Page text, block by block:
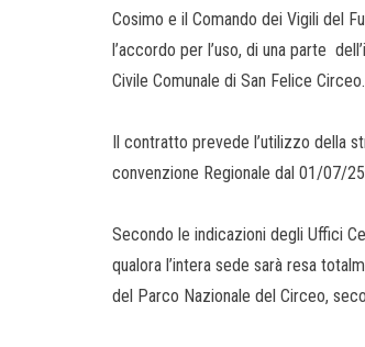
Cosimo e il Comando dei Vigili del
l’accordo per l’uso, di una parte
Civile Comunale di San Felice Circeo.
Il contratto prevede l’utilizzo della
convenzione Regionale dal 01/07/
Secondo le indicazioni degli Uffici
qualora l’intera sede sarà resa
del Parco Nazionale del Circeo,